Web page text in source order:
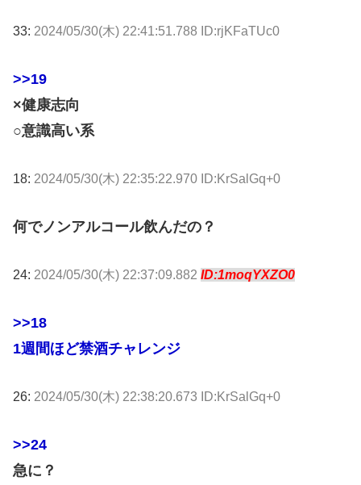
33: 2024/05/30(木) 22:41:51.788 ID:rjKFaTUc0
>>19
×健康志向
○意識高い系
18: 2024/05/30(木) 22:35:22.970 ID:KrSalGq+0
何でノンアルコール飲んだの？
24: 2024/05/30(木) 22:37:09.882 ID:1moqYXZO0
>>18
1週間ほど禁酒チャレンジ
26: 2024/05/30(木) 22:38:20.673 ID:KrSalGq+0
>>24
急に？